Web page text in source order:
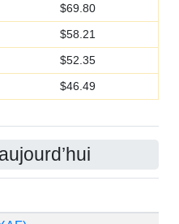
$69.80
$58.21
$52.35
$46.49